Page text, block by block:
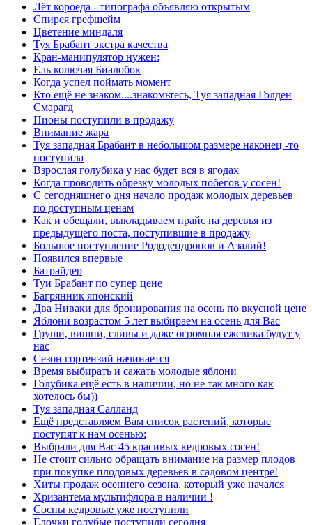
Лёт короеда - типографа объявляю открытым
Спирея грефшейм
Цветение миндаля
Туя Брабант экстра качества
Кран-манипулятор нужен:
Ель колючая Биалобок
Когда успел поймать момент
Кто ещё не знаком....знакомьтесь, Туя западная Голден
Смарагд
Пионы поступили в продажу
Внимание жара
Туя западная Брабант в небольшом размере наконец -то
поступила
Взрослая голубика у нас будет вся в ягодах
Когда проводить обрезку молодых побегов у сосен!
С сегодняшнего дня начало продаж молодых деревьев
по доступным ценам
Как и обещали, выкладываем прайс на деревья из
предыдущего поста, поступившие в продажу
Большое поступление Рододендронов и Азалий!
Появился впервые
Батрайдер
Туи Брабант по супер цене
Багрянник японский
Два Ниваки для бронирования на осень по вкусной цене
Яблони возрастом 5 лет выбираем на осень для Вас
Груши, вишни, сливы и даже огромная ежевика будут у
нас
Сезон гортензий начинается
Время выбирать и сажать молодые яблони
Голубика ещё есть в наличии, но не так много как
хотелось бы))
Туя западная Салланд
Ещё представляем Вам список растений, которые
поступят к нам осенью:
Выбрали для Вас 45 красивых кедровых сосен!
Не стоит сильно обращать внимание на размер плодов
при покупке плодовых деревьев в садовом центре!
Хиты продаж осеннего сезона, который уже начался
Хризантема мультифлора в наличии !
Сосны кедровые уже поступили
Ёлочки голубые поступили сегодня